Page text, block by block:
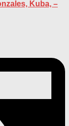
Kuba, –